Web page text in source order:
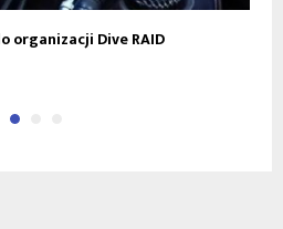
organizacji Dive RAID